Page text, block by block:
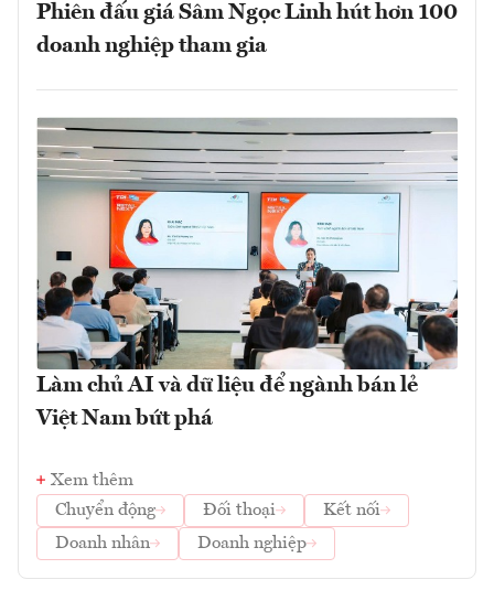
Phiên đấu giá Sâm Ngọc Linh hút hơn 100
doanh nghiệp tham gia
Làm chủ AI và dữ liệu để ngành bán lẻ
Việt Nam bứt phá
Xem thêm
Chuyển động
Đối thoại
Kết nối
Doanh nhân
Doanh nghiệp